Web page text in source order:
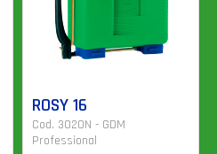
ROSY 16
Cod. 3020N - GDM
Professional